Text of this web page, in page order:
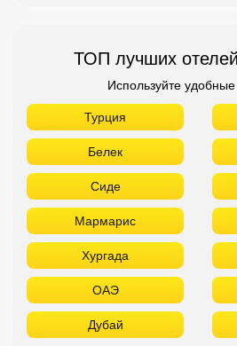
Хургада
ОАЭ
Дубай
Шарджа
Таиланд
Самуй
Као Лак
Вьетнам